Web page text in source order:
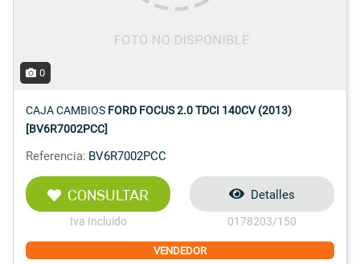
0
CAJA CAMBIOS FORD FOCUS 2.0 TDCI 140CV (2013)
[BV6R7002PCC]
Referencia: BV6R7002PCC
CONSULTAR
Iva Incluido
Detalles
0178203/150
VENDEDOR